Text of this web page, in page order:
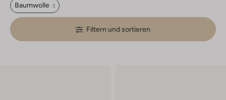
Baumwolle
Filtern und sortieren